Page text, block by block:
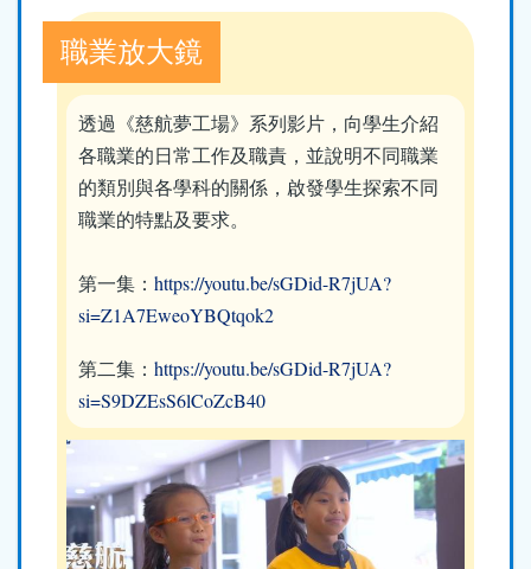
職業放大鏡
透過《慈航夢工場》系列影片，向學生介紹
各職業的日常工作及職責，並說明不同職業
的類別與各學科的關係，啟發學生探索不同
職業的特點及要求。
第一集： https://youtu.be/sGDid-R7jUA?
si=Z1A7EweoYBQtqok2
第二集： https://youtu.be/sGDid-R7jUA?
si=S9DZEsS6lCoZcB40